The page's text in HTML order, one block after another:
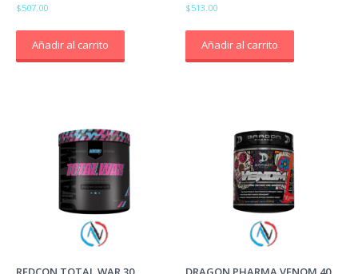
$507.00
Añadir al carrito
$513.00
Añadir al carrito